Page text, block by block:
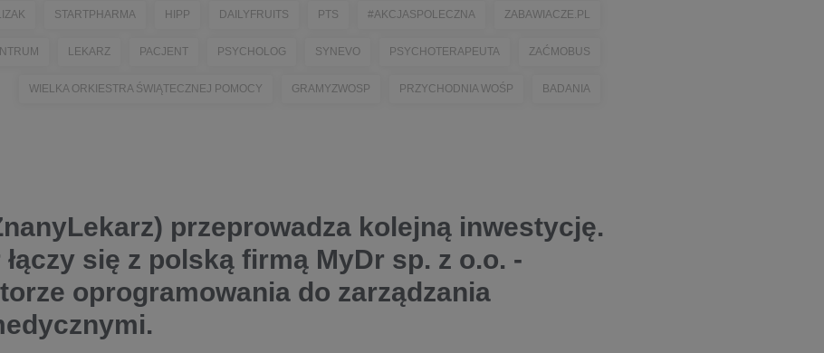
STARTPHARMA HIPP DAILYFRUITS PTS #AKCJASPOLECZNA ZABAWIACZE.PL
LEKARZ PACJENT PSYCHOLOG SYNEVO PSYCHOTERAPEUTA ZAĆMOBUS
WIELKA ORKIESTRA ŚWIĄTECZNEJ POMOCY GRAMYZWOSP PRZYCHODNIA WOŚP BADANIA
przeprowadza kolejną inwestycję.
się z polską firmą MyDr sp. z o.o. -
oprogramowania do zarządzania